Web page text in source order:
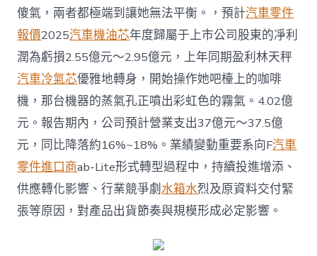
傻氣，兩者都極端到讓她無法平衡。，預計汽車零件
報價2025汽車機油芯年度歸屬于上市公司股東的凈利
潤為虧損2.55億元～2.95億元，上年同期盈利林天秤
汽車冷氣芯優雅地轉身，開始操作她吧檯上的咖啡
機，那台機器的蒸氣孔正噴出彩虹色的霧氣。4.02億
元。報告期內，公司預計營業支出37億元～37.5億
元，同比降落約16%~18%。業績變動重要系向F汽車
零件進口商ab-Lite形式轉型過程中，持續投進增添、
供應轉化影響、行業競爭劇水箱水烈及原資料交付緊
張等原因，對產品出貨節奏與規模形成必定影響。